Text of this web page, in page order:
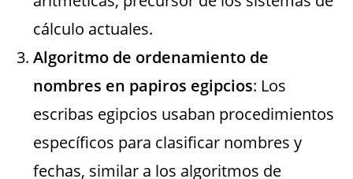
cálculo actuales.
Algoritmo de ordenamiento de
nombres en papiros egipcios: Los
escribas egipcios usaban procedimientos
específicos para clasificar nombres y
fechas, similar a los algoritmos de